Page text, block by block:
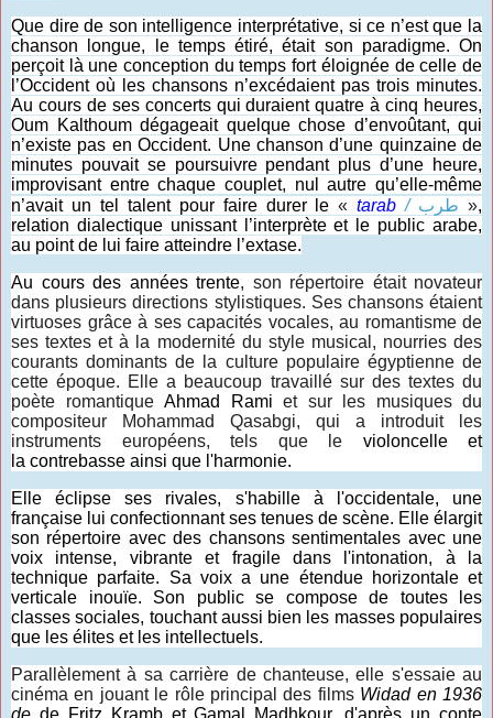
Que dire de son intelligence interprétative, si ce n’est que la
chanson longue, le temps étiré, était son paradigme. On
perçoit là une conception du temps fort éloignée de celle de
l’Occident où les chansons n’excédaient pas trois minutes.
Au cours de ses concerts qui duraient quatre à cinq heures,
Oum Kalthoum dégageait quelque chose d’envoûtant, qui
n’existe pas en Occident. Une chanson d’une quinzaine de
minutes pouvait se poursuivre pendant plus d’une heure,
improvisant entre chaque couplet, nul autre qu’elle-même
n’avait un tel talent pour faire durer le «tarab / طرب »,
relation dialectique unissant l’interprète et le public arabe,
au point de lui faire atteindre l’extase.
Au cours des années trente, son répertoire était novateur
dans plusieurs directions stylistiques. Ses chansons étaient
virtuoses grâce à ses capacités vocales, au romantisme de
ses textes et à la modernité du style musical, nourries des
courants dominants de la culture populaire égyptienne de
cette époque. Elle a beaucoup travaillé sur des textes du
poète romantique Ahmad Rami et sur les musiques du
compositeur Mohammad Qasabgi, qui a introduit les
instruments européens, tels que le violoncelle et
la contrebasse ainsi que l'harmonie.
Elle éclipse ses rivales, s'habille à l'occidentale, une
française lui confectionnant ses tenues de scène. Elle élargit
son répertoire avec des chansons sentimentales avec une
voix intense, vibrante et fragile dans l'intonation, à la
technique parfaite. Sa voix a une étendue horizontale et
verticale inouïe. Son public se compose de toutes les
classes sociales, touchant aussi bien les masses populaires
que les élites et les intellectuels.
Parallèlement à sa carrière de chanteuse, elle s'essaie au
cinéma en jouant le rôle principal des films Widad en 1936
de de Fritz Kramb et Gamal Madhkour, d'après un conte